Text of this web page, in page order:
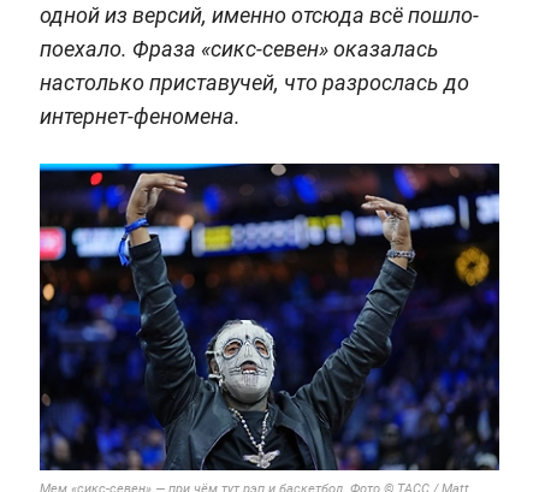
одной из версий, именно отсюда всё пошло-
поехало. Фраза «сикс-севен» оказалась
настолько приставучей, что разрослась до
интернет-феномена.
Мем «сикс-севен» — при чём тут рэп и баскетбол. Фото © ТАСС / Matt